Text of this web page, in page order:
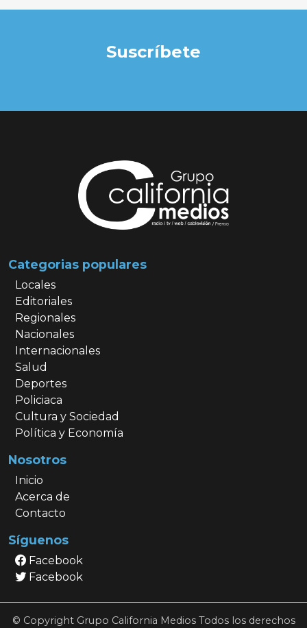
Suscríbete
Categorias populares
Locales
Editoriales
Regionales
Nacionales
Internacionales
Salud
Deportes
Policiaca
Cultura y Sociedad
Política y Economía
Nosotros
Inicio
Acerca de
Contacto
Síguenos
Facebook
Facebook
© Copyright Grupo California Medios Todos los derechos